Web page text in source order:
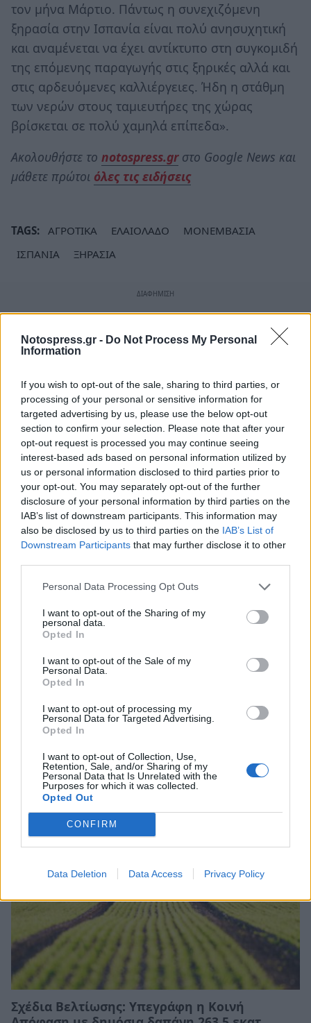
Notospress.gr - Do Not Process My Personal
Information
If you wish to opt-out of the sale, sharing to third parties, or
processing of your personal or sensitive information for
targeted advertising by us, please use the below opt-out
section to confirm your selection. Please note that after your
opt-out request is processed you may continue seeing
interest-based ads based on personal information utilized by
us or personal information disclosed to third parties prior to
your opt-out. You may separately opt-out of the further
disclosure of your personal information by third parties on the
IAB’s list of downstream participants. This information may
also be disclosed by us to third parties on the IAB’s List of
Downstream Participants that may further disclose it to other
Personal Data Processing Opt Outs
I want to opt-out of the Sharing of my
personal data.
Opted In
I want to opt-out of the Sale of my
Personal Data.
Opted In
I want to opt-out of processing my
Personal Data for Targeted Advertising.
Opted In
I want to opt-out of Collection, Use,
Retention, Sale, and/or Sharing of my
Personal Data that Is Unrelated with the
Purposes for which it was collected.
Opted Out
CONFIRM
Data Deletion Data Access Privacy Policy
τον μήνα Μάρτιο. Πάντως η συνεχιζόμενη
ξηρασία στην Ισπανία είναι πολύ ανησυχητική
και αναμένεται να έχει αντίκτυπο στη συγκομιδή
της επόμενης παραγωγής στις ξηρικές αλλά και
στις αρδευόμενες καλλιέργειες. Ήδη η στάθμη
των νερών στους ταμιευτήρες της χώρας
βρίσκεται σε πολύ χαμηλά επίπεδα».
Ακολουθήστε το notospress.grστο Google News και
μάθετε πρώτοι όλες τις ειδήσεις
TAGS: ΑΓΡΟΤΙΚΑ ΕΛΑΙΟΛΑΔΟ
ΜΟΝΕΜΒΑΣΙΑ
ΙΣΠΑΝΙΑ
ΞΗΡΑΣΙΑ
Σχετικά Άρθρα
Σχέδια Βελτίωσης: Υπεγράφη η Κοινή